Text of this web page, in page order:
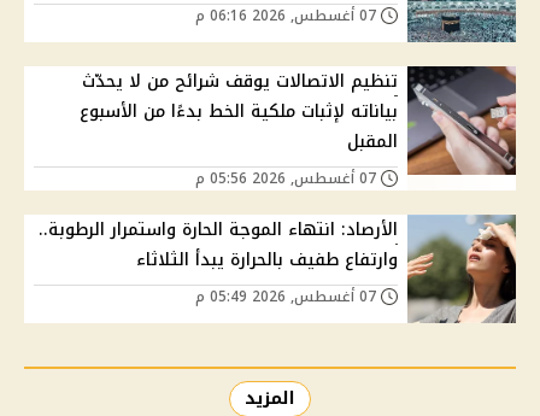
تنظيم الاتصالات يوقف شرائح من لا يحدّث
بياناته لإثبات ملكية الخط بدءًا من الأسبوع
المقبل
الأرصاد: انتهاء الموجة الحارة واستمرار الرطوبة..
وارتفاع طفيف بالحرارة يبدأ الثلاثاء
المزيد